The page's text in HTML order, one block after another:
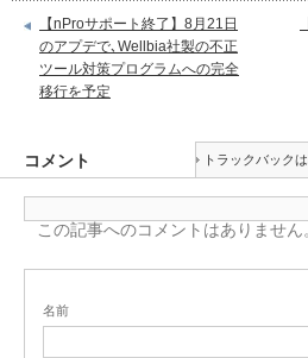
【nProサポート終了】8月21日
のアプデで､Wellbia社製の不正
ツール対策プログラムへの完全
移行を予定
コメント トラックバック
この記事へのコメントはありません
名前